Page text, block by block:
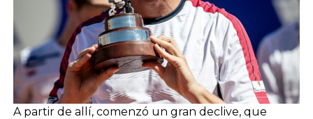
A partir de allí, comenzó un gran declive, que